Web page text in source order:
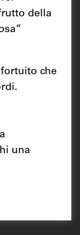
della
che
una